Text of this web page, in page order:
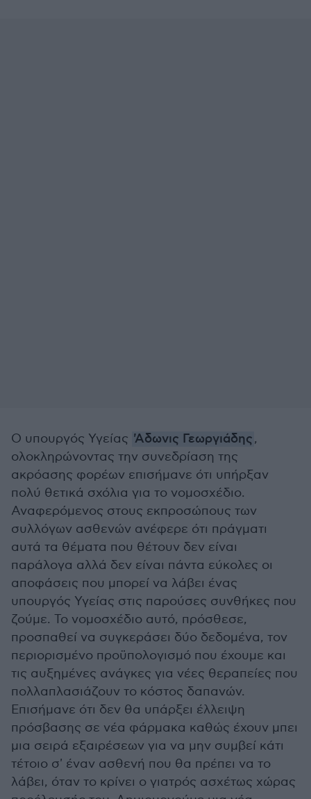
Ο υπουργός Υγείας 'Αδωνις Γεωργιάδης,
ολοκληρώνοντας την συνεδρίαση της
ακρόασης φορέων επισήμανε ότι υπήρξαν
πολύ θετικά σχόλια για το νομοσχέδιο.
Αναφερόμενος στους εκπροσώπους των
συλλόγων ασθενών ανέφερε ότι πράγματι
αυτά τα θέματα που θέτουν δεν είναι
παράλογα αλλά δεν είναι πάντα εύκολες οι
αποφάσεις που μπορεί να λάβει ένας
υπουργός Υγείας στις παρούσες συνθήκες που
ζούμε. Το νομοσχέδιο αυτό, πρόσθεσε,
προσπαθεί να συγκεράσει δύο δεδομένα, τον
περιορισμένο προϋπολογισμό που έχουμε και
τις αυξημένες ανάγκες για νέες θεραπείες που
πολλαπλασιάζουν το κόστος δαπανών.
Επισήμανε ότι δεν θα υπάρξει έλλειψη
πρόσβασης σε νέα φάρμακα καθώς έχουν μπει
μια σειρά εξαιρέσεων για να μην συμβεί κάτι
τέτοιο σ' έναν ασθενή που θα πρέπει να το
λάβει, όταν το κρίνει ο γιατρός ασχέτως χώρας